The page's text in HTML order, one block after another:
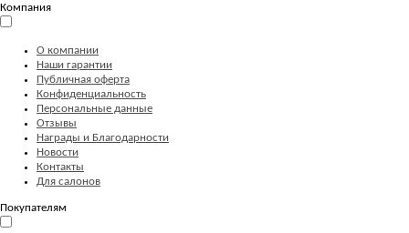
Компания
О компании
Наши гарантии
Публичная оферта
Конфиденциальность
Персональные данные
Отзывы
Награды и Благодарности
Новости
Контакты
Для салонов
Покупателям